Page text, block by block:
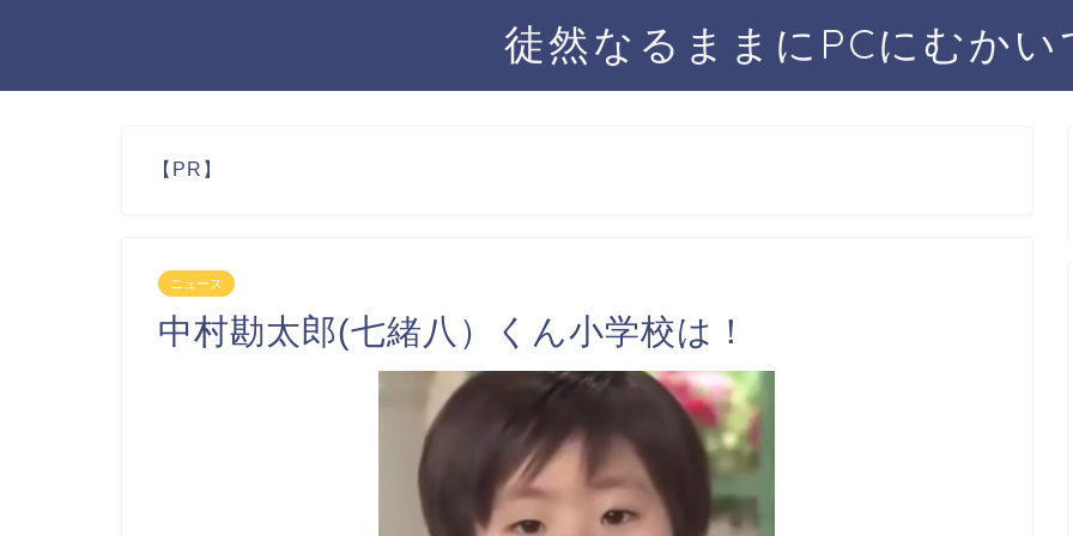
徒然なるままにPCにむかい
【PR】
ニュース
中村勘太郎(七緒八）くん小学校は！